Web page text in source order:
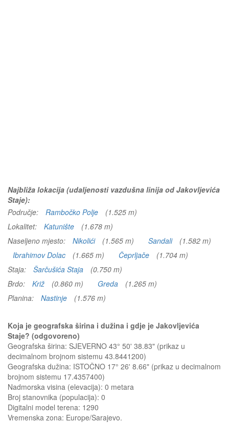
Najbliža lokacija (udaljenosti vazdušna linija od Jakovljevića
Staje):
Područje:
Rambočko Polje
(1.525 m)
Lokalitet:
Katunište
(1.678 m)
Naseljeno mjesto:
Nikolići (1.565 m) Sandali
(1.582 m)
Ibrahimov Dolac
(1.665 m) Čeprljače
(1.704 m)
Staja:
Šarčušića Staja
(0.750 m)
Brdo:
Križ (0.860 m) Greda
(1.265 m)
Planina:
Nastinje (1.576 m)
Koja je geografska širina i dužina i gdje je Jakovljevića
Staje? (odgovoreno)
Geografska širina: SJEVERNO 43° 50' 38.83" (prikaz u
decimalnom brojnom sistemu 43.8441200)
Geografska dužina: ISTOČNO 17° 26' 8.66" (prikaz u decimalnom
brojnom sistemu 17.4357400)
Nadmorska visina (elevacija): 0 metara
Broj stanovnika (populacija): 0
Digitalni model terena: 1290
Vremenska zona: Europe/Sarajevo.